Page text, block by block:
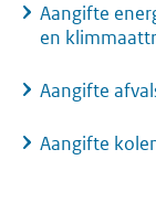
Aangifte
en
Aangifte
Aangifte